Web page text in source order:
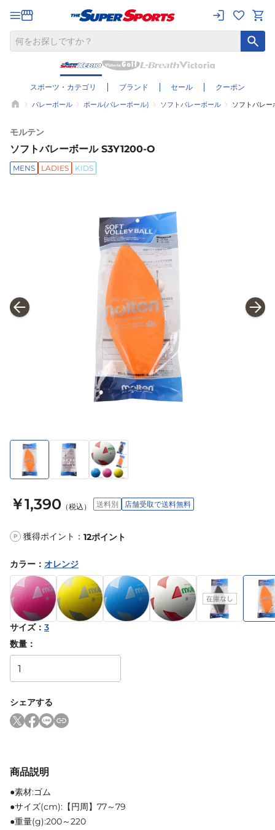
スポーツ・カテゴリ ブランド セール クーポン
バレーボール ボール(バレーボール) ソフトバレーボール ソフトバレー
モルテン
ソフトバレーボール S3Y1200-O
MENS LADIES KIDS
￥1,390 （税込） 送料別 店舗受取で送料無料
P 獲得ポイント： 12ポイント
カラー ： オレンジ
サイズ： 3
数量：
シェアする
商品説明
●素材:ゴム
●サイズ(cm):【円周】77～79
●重量(g):200～220